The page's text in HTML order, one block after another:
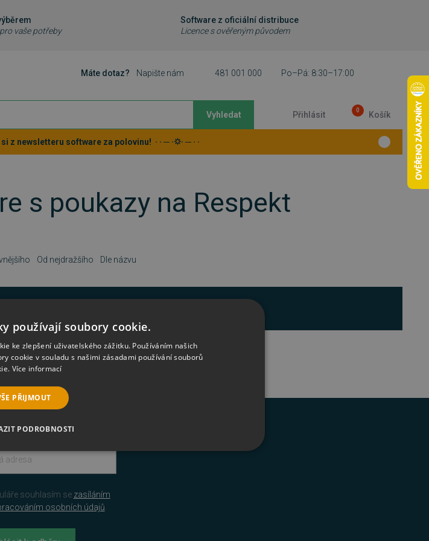
vaše potřeby
Software z oficiální distribuce
Licence s ověřeným původem
Máte dotaz? Napište nám 481 001 000 Po–Pá: 8:30–17:00
Vyhledat Přihlásit 0 Košík
si z newsletteru software za polovinu! · · ─ ·⛭· ─ · ·
s poukazy na Respekt
Od nejdražšího Dle názvu
na váš e-mail
souhlasím se zasíláním
osobních údajů
používají soubory cookie.
ke zlepšení uživatelského zážitku. Používáním našich
cookie v souladu s našimi zásadami používání souborů
Více informací
PŘIJMOUT
PODROBNOSTI
SOUBORY SOUBORY CÍLENÍ